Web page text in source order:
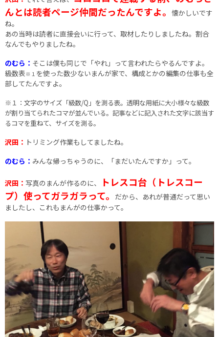
んとは読者ページ仲間だったんですよ。 懐かしいです
ね。
あの当時は読者に直接会いに行って、取材したりしましたね。割合
なんでもやりましたね。
のむら： そこは僕も同じで「やれ」って言われたらやるんですよ。
級数表※１ を使った数少ないまんが家で、構成とかの編集の仕事も全
部してたんですよ。
※１：文字のサイズ「級数/Q」を測る表。透明な用紙に大小様々な級数
が割り当てられたコマが並んでいる。記事などに記入された文字に該当す
るコマを重ねて、サイズを測る。
沢田： トリミング作業もしてましたね。
のむら： みんな帰っちゃうのに、「まだいたんですか」って。
沢田： 写真のまんが作るのに、
トレスコ台（トレスコー
プ）使ってガラガラって。
だから、あれが普通だって思い
ましたし、これもまんがの仕事かって。